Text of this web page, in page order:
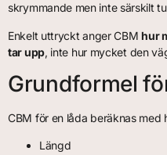
skrymmande men inte särskilt
Enkelt uttryckt anger CBMhur
tar upp, inte hur mycket den
Grundformel
CBM för en låda beräknas med
Längd